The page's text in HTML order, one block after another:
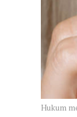
Hukum